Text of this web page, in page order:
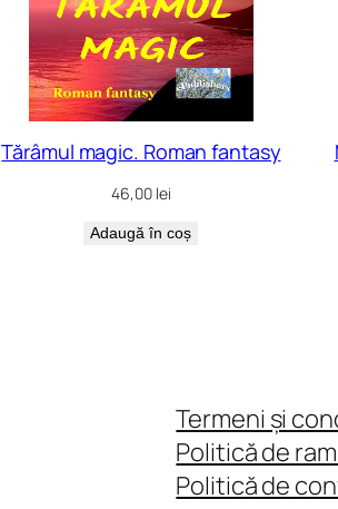
Tărâmul magic. Roman fantasy
46,00 lei
Adaugă în coș
Termeni și
Politică de
Politică de